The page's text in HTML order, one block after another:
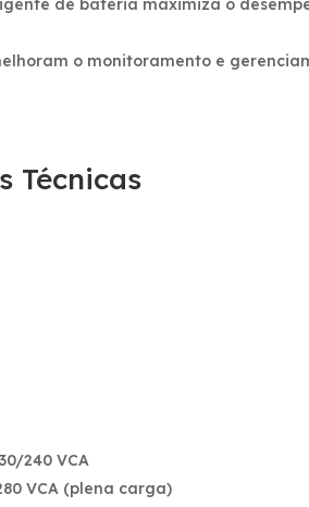
de bateria maximiza o
o monitoramento e
Técnicas
240 VCA
VCA (plena carga)